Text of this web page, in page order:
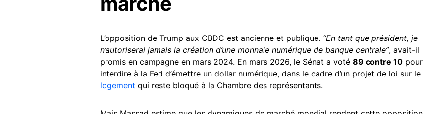
L’opposition de Trump aux CBDC est ancienne et publique. “En tant que président, je
n’autoriserai jamais la création d’une monnaie numérique de banque centrale”, avait-il
promis en campagne en mars 2024. En mars 2026, le Sénat a voté 89 contre 10 pour
interdire à la Fed d’émettre un dollar numérique, dans le cadre d’un projet de loi sur le
logement qui reste bloqué à la Chambre des représentants.